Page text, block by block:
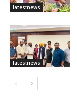
latestnews
latestnews